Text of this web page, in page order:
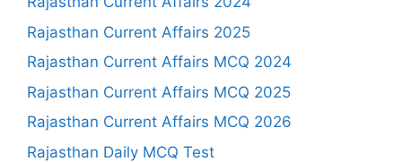
Rajasthan Current Affairs 2025
Rajasthan Current Affairs MCQ 2024
Rajasthan Current Affairs MCQ 2025
Rajasthan Current Affairs MCQ 2026
Rajasthan Daily MCQ Test